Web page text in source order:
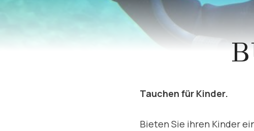
Tauchen für Kinder.
Bieten Sie ihren Kinder